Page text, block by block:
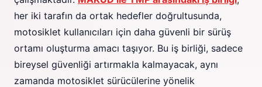
her iki tarafın da ortak hedefler doğrultusunda,
motosiklet kullanıcıları için daha güvenli bir sürüş
ortamı oluşturma amacı taşıyor. Bu iş birliği, sadece
bireysel güvenliği artırmakla kalmayacak, aynı
zamanda motosiklet sürücülerine yönelik